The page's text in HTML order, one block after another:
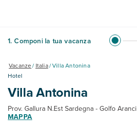
1. Componi la tua vacanza
Vacanze/ Italia/Villa Antonina
Hotel
Villa Antonina
Prov. Gallura N.Est Sardegna - Golfo Aranci
MAPPA